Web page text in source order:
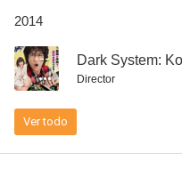
2014
-- Dark System:
Director
Ver todo